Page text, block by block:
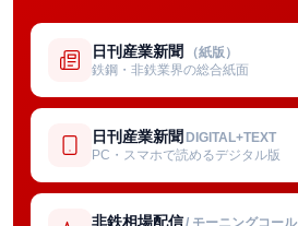
日刊産業新聞 （紙版）
鉄鋼・非鉄業界の総合紙面
日刊産業新聞 DIGITAL+TEXT
PC・スマホで読めるデジタル版
非鉄相場配信/ モーニングコール